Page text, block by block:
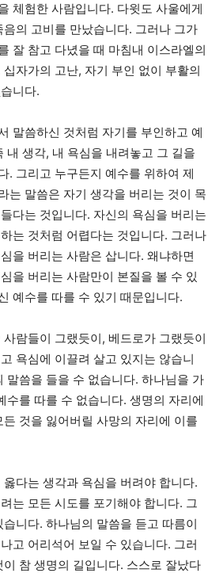
체험한 사람입니다. 다윗도 사울에게
의 고비를 만났습니다. 그러나 그가
잘 참고 다녔을 때 마침내 이스라엘의
자가의 고난, 자기 부인 없이 부활의
니다.
말씀하신 것처럼 자기를 부인하고 예
내 생각, 내 욕심을 내려놓고 그 길을
. 그리고 누구든지 예수를 위하여 제
는 말씀은 자기 생각을 버리는 것이 목
다는 것입니다. 자신의 욕심을 버리는
는 것처럼 어렵다는 것입니다. 그러나
을 버리는 사람은 삽니다. 왜냐하면
을 버리는 사람만이 본질을 볼 수 있
예수를 따를 수 있기 때문입니다.
람들이 그랬듯이, 베드로가 그랬듯이
욕심에 이끌려 살고 있지는 않습니
말씀을 들을 수 없습니다. 하나님을 가
수를 따를 수 없습니다. 생명의 자리에
것을 잃어버릴 사망의 자리에 이를
다는 생각과 욕심을 버려야 합니다.
는 모든 시도를 포기해야 합니다. 그
니다. 하나님의 말씀을 듣고 따름이
고 어리석어 보일 수 있습니다. 그러
참 생명의 길입니다. 스스로 잘났다